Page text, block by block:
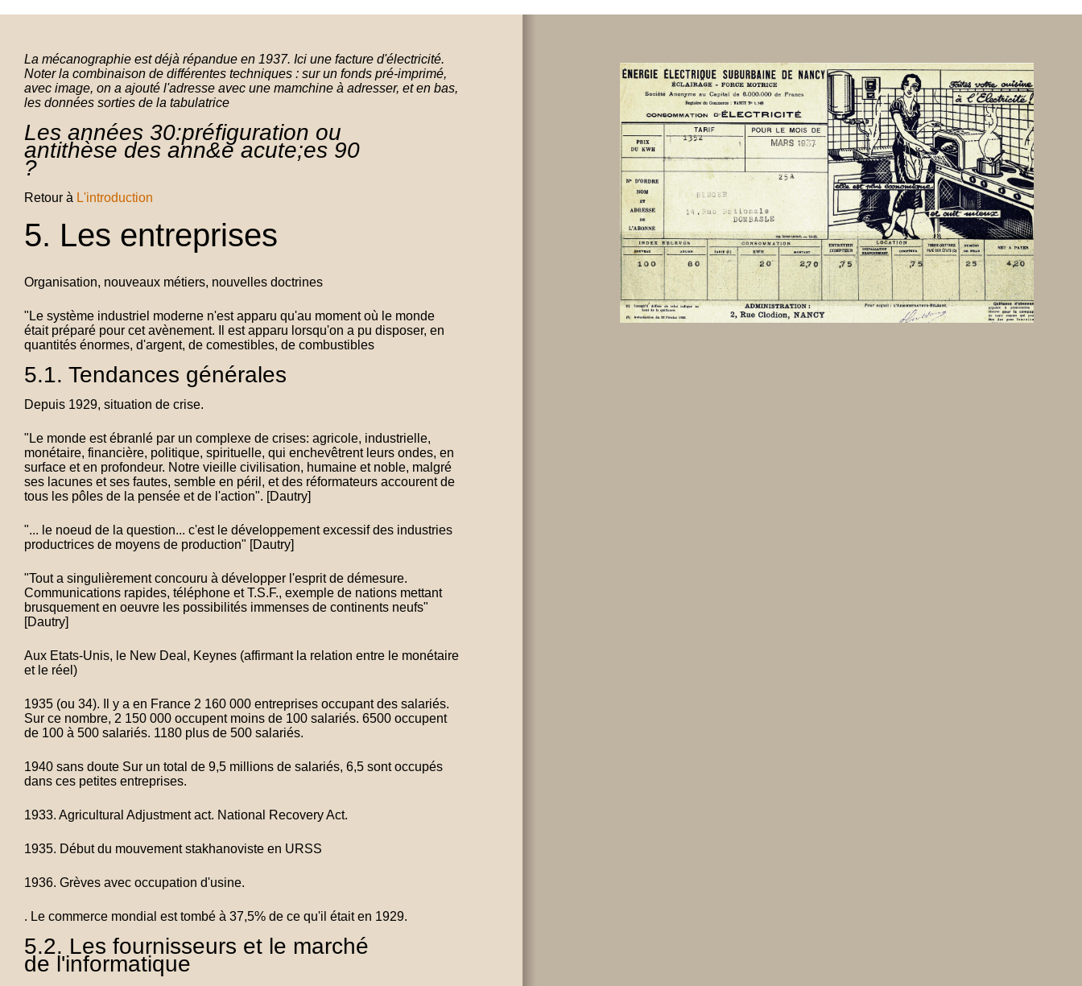
La mécanographie est déjà répandue en 1937. Ici une facture d'électricité.
Noter la combinaison de différentes techniques : sur un fonds pré-imprimé,
avec image, on a ajouté l'adresse avec une mamchine à adresser, et en bas,
les données sorties de la tabulatrice
Les années 30:préfiguration ou
antithèse des ann&e acute;es 90
?
Retour à L'introduction
5. Les entreprises
Organisation, nouveaux métiers, nouvelles doctrines
"Le système industriel moderne n'est apparu qu'au moment où le monde
était préparé pour cet avènement. Il est apparu lorsqu'on a pu disposer, en
quantités énormes, d'argent, de comestibles, de combustibles
5.1. Tendances générales
Depuis 1929, situation de crise.
"Le monde est ébranlé par un complexe de crises: agricole, industrielle,
monétaire, financière, politique, spirituelle, qui enchevêtrent leurs ondes, en
surface et en profondeur. Notre vieille civilisation, humaine et noble, malgré
ses lacunes et ses fautes, semble en péril, et des réformateurs accourent de
tous les pôles de la pensée et de l'action". [Dautry]
"... le noeud de la question... c'est le développement excessif des industries
productrices de moyens de production" [Dautry]
"Tout a singulièrement concouru à développer l'esprit de démesure.
Communications rapides, téléphone et T.S.F., exemple de nations mettant
brusquement en oeuvre les possibilités immenses de continents neufs"
[Dautry]
Aux Etats-Unis, le New Deal, Keynes (affirmant la relation entre le monétaire
et le réel)
1935 (ou 34). Il y a en France 2 160 000 entreprises occupant des salariés.
Sur ce nombre, 2 150 000 occupent moins de 100 salariés. 6500 occupent
de 100 à 500 salariés. 1180 plus de 500 salariés.
1940 sans doute Sur un total de 9,5 millions de salariés, 6,5 sont occupés
dans ces petites entreprises.
1933. Agricultural Adjustment act. National Recovery Act.
1935. Début du mouvement stakhanoviste en URSS
1936. Grèves avec occupation d'usine.
. Le commerce mondial est tombé à 37,5% de ce qu'il était en 1929.
5.2. Les fournisseurs et le marché
de l'informatique